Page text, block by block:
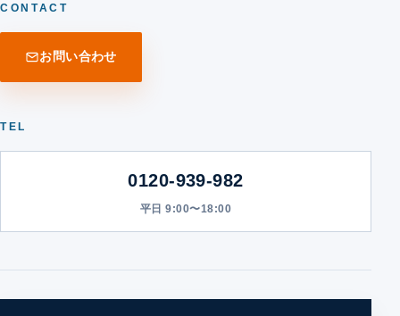
CONTACT
お問い合わせ
TEL
0120-939-982
平日 9:00〜18:00